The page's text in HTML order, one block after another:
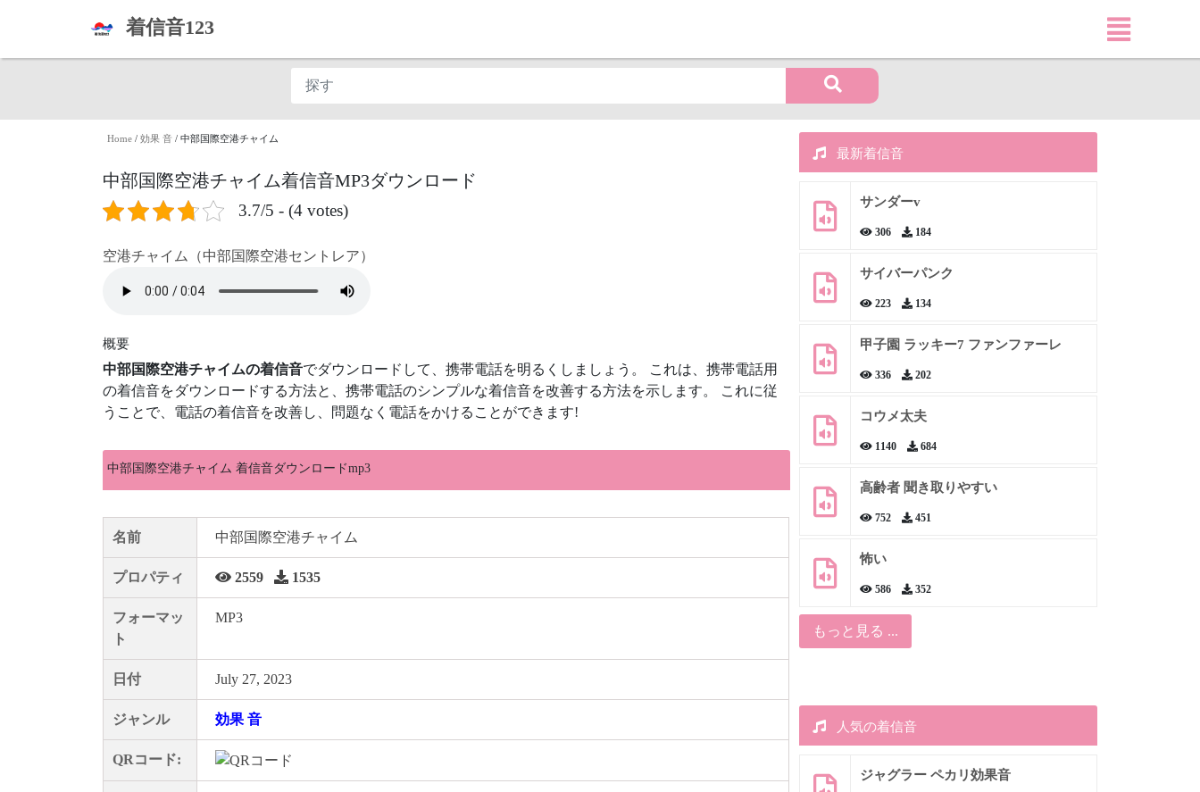
着信音123
Home / 効果 音 / 中部国際空港チャイム
中部国際空港チャイム着信音MP3ダウンロード
3.7/5 - (4 votes)
空港チャイム（中部国際空港セントレア）
概要
中部国際空港チャイムの着信音でダウンロードして、携帯電話を明るくしましょう。 これは、携帯電話用
の着信音をダウンロードする方法と、携帯電話のシンプルな着信音を改善する方法を示します。 これに従
うことで、電話の着信音を改善し、問題なく電話をかけることができます!
中部国際空港チャイム 着信音ダウンロードmp3
名前 中部国際空港チャイム
プロパティ 2559 1535
フォーマッ
ト
MP3
日付 July 27, 2023
ジャンル 効果 音
QRコード:
最新着信音
サンダーv
306 184
サイバーパンク
223 134
甲子園 ラッキー7 ファンファーレ
336 202
コウメ太夫
1140 684
高齢者 聞き取りやすい
752 451
怖い
586 352
もっと見る ...
人気の着信音
ジャグラー ペカリ効果音